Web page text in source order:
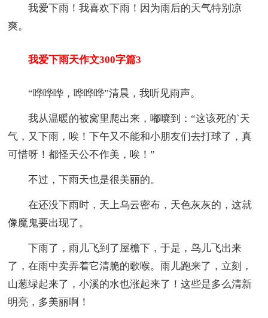
我爱下雨！我喜欢下雨！因为雨后的天气特别凉
爽。
我爱下雨天作文300字篇3
“哗哗哗，哗哗哗”清晨，我听见雨声。
我从温暖的被窝里爬出来，嘟囔到：“这该死的`天
气，又下雨，唉！下午又不能和小朋友们去打球了，真
可惜呀！都怪天公不作美，唉！”
不过，下雨天也是很美丽的。
在还没下雨时，天上乌云密布，天色灰灰的，这就
像魔鬼要出现了。
下雨了，雨儿飞到了屋檐下，于是，鸟儿飞出来
了，在雨中卖弄着它清脆的歌喉。雨儿跑来了，立刻，
山葱绿起来了，小溪的水也涨起来了！这些是多么清新
明亮，多美丽啊！